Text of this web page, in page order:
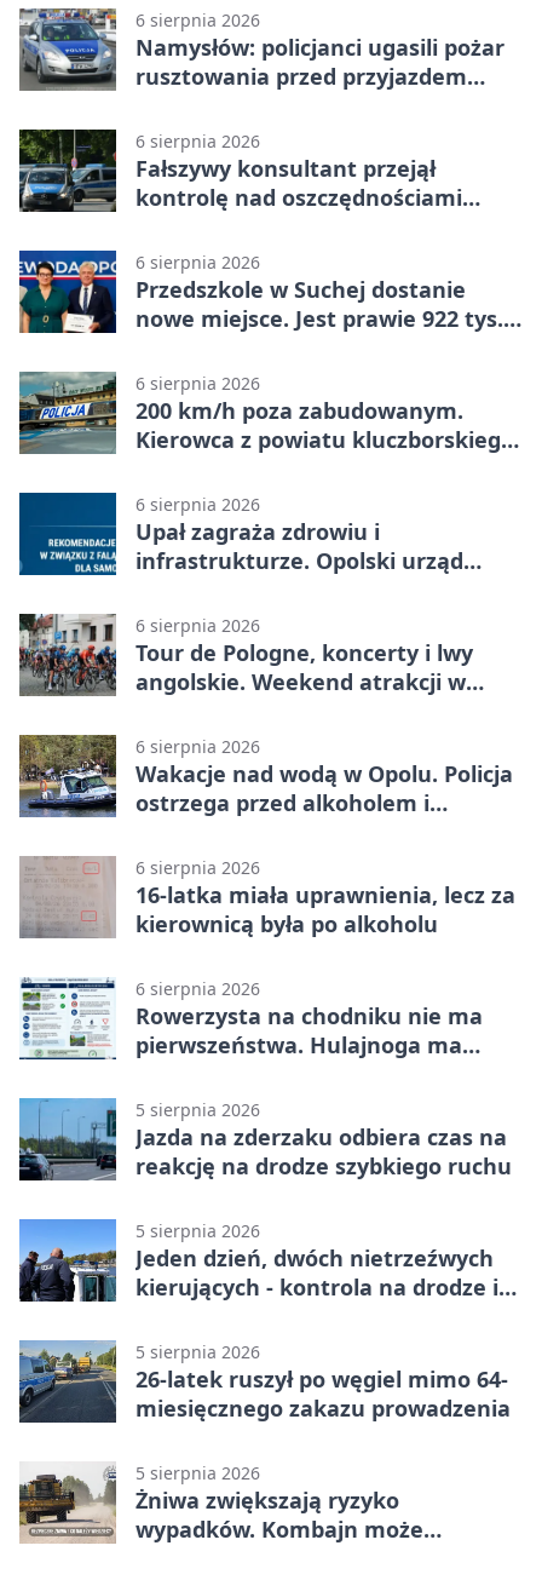
6 sierpnia 2026
Namysłów: policjanci ugasili pożar
rusztowania przed przyjazdem
6 sierpnia 2026
Fałszywy konsultant przejął
kontrolę nad oszczędnościami
6 sierpnia 2026
Przedszkole w Suchej dostanie
nowe miejsce. Jest prawie 922 tys.
6 sierpnia 2026
200 km/h poza zabudowanym.
Kierowca z powiatu kluczborskiego
6 sierpnia 2026
Upał zagraża zdrowiu i
infrastrukturze. Opolski urząd
6 sierpnia 2026
Tour de Pologne, koncerty i lwy
angolskie. Weekend atrakcji w
6 sierpnia 2026
Wakacje nad wodą w Opolu. Policja
ostrzega przed alkoholem i
6 sierpnia 2026
16-latka miała uprawnienia, lecz za
kierownicą była po alkoholu
6 sierpnia 2026
Rowerzysta na chodniku nie ma
pierwszeństwa. Hulajnoga ma
5 sierpnia 2026
Jazda na zderzaku odbiera czas na
reakcję na drodze szybkiego ruchu
5 sierpnia 2026
Jeden dzień, dwóch nietrzeźwych
kierujących - kontrola na drodze i
5 sierpnia 2026
26-latek ruszył po węgiel mimo 64-
miesięcznego zakazu prowadzenia
5 sierpnia 2026
Żniwa zwiększają ryzyko
wypadków. Kombajn może